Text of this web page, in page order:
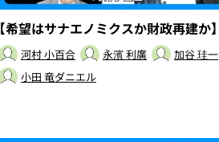
【希望はサナエノミクスか財政再建か】
河村 小百合 永濱 利廣
加谷 珪一
小田 竜ダニエル